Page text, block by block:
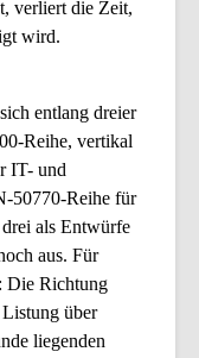
verliert die Zeit,
wird.
entlang dreier
Reihe, vertikal
IT- und
50770-Reihe für
als Entwürfe
aus. Für
Die Richtung
über
liegenden